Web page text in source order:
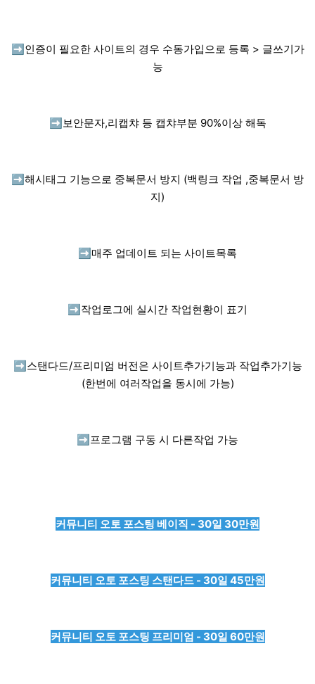
➡️ 인증이 필요한 사이트의 경우 수동가입으로 등록 > 글쓰기가
능
➡️ 보안문자,리캡챠 등 캡챠부분 90%이상 해독
➡️ 해시태그 기능으로 중복문서 방지 (백링크 작업 ,중복문서 방
지)
➡️ 매주 업데이트 되는 사이트목록
➡️ 작업로그에 실시간 작업현황이 표기
➡️ 스탠다드/프리미엄 버전은 사이트추가기능과 작업추가기능
(한번에 여러작업을 동시에 가능)
➡️ 프로그램 구동 시 다른작업 가능
커뮤니티 오토 포스팅 베이직 - 30일 30만원
커뮤니티 오토 포스팅 스탠다드 - 30일 45만원
커뮤니티 오토 포스팅 프리미엄 - 30일 60만원